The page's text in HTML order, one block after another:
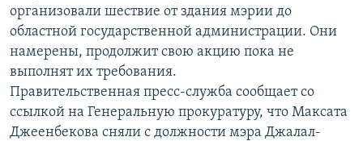
поиску
ТОҶИКӢ
TÜRKMENÇE
Все сайты РСЕ/РС
организовали шествие от здания мэрии до
областной государственной администрации. Они
намерены, продолжит свою акцию пока не
выполнят их требования.
Правительственная пресс-служба сообщает со
ссылкой на Генеральную прокуратуру, что Максата
Джеенбекова сняли с должности мэра Джалал-